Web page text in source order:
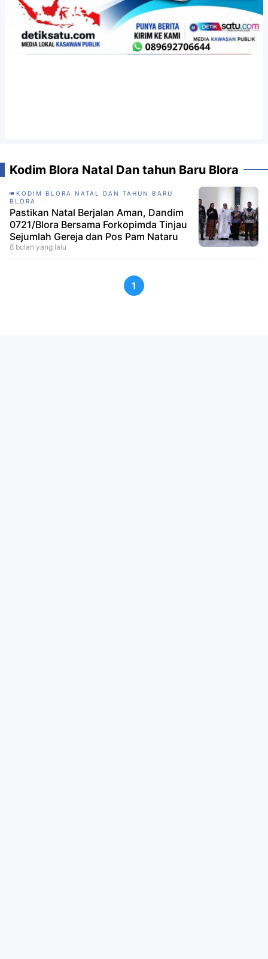
Kodim Blora Natal Dan tahun Baru Blora
KODIM BLORA NATAL DAN TAHUN BARU
BLORA
Pastikan Natal Berjalan Aman, Dandim
0721/Blora Bersama Forkopimda Tinjau
Sejumlah Gereja dan Pos Pam Nataru
8 bulan yang lalu
1